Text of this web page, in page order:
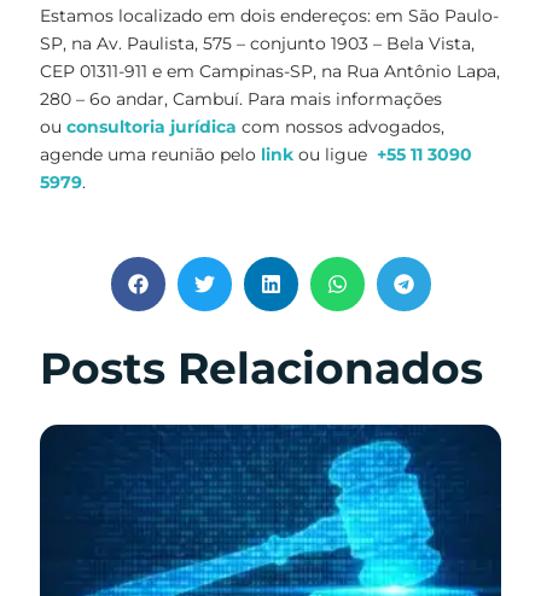
Estamos localizado em dois endereços: em São Paulo-
SP, na Av. Paulista, 575 – conjunto 1903 – Bela Vista,
CEP 01311-911 e em Campinas-SP, na Rua Antônio Lapa,
280 – 6o andar, Cambuí. Para mais informações
ou consultoria jurídica com nossos advogados,
agende uma reunião pelo link ou ligue +55 11 3090
5979.
Posts Relacionados